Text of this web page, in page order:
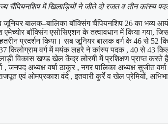
चैंपियनशिप में खिलाड़ियों ने जीते दो रजत व तीन कांस्य
जूनियर बालक–बालिका बॉक्सिंग चैंपियनशिप 26 का
बॉक्सिंग एसोसिएशन के तत्वावधान में किया गया,
प्रदर्शन किया। सब जूनियर बालक वर्ग के 46 से 52
किलोग्राम वर्ग में मयंक लहरे ने कांस्य पदक , 40 से 43
विकास खण्ड खेल केंद्र लोरमी में प्रशिक्षण प्राप्त
, जनपद अध्यक्ष वर्षा ठाकुर , नगर पालिका अध्यक्ष सुजीत
एवं ओमप्रकाश वंदे , इतवारी कुर्रे व खेल प्रेमियों,